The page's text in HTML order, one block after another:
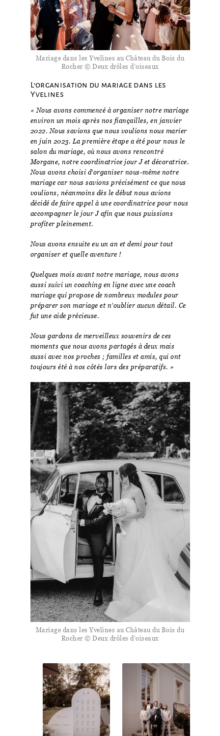
Mariage dans les Yvelines au Château du Bois du
Rocher © Deux drôles d’oiseaux
L’organisation du mariage dans les
Yvelines
« Nous avons commencé à organiser notre mariage
environ un mois après nos fiançailles, en janvier
2022. Nous savions que nous voulions nous marier
en juin 2023. La première étape a été pour nous le
salon du mariage, où nous avons rencontré
Morgane, notre coordinatrice jour J et décoratrice.
Nous avons choisi d’organiser nous-même notre
mariage car nous savions précisément ce que nous
voulions, néanmoins dès le début nous avions
décidé de faire appel à une coordinatrice pour nous
accompagner le jour J afin que nous puissions
profiter pleinement.
Nous avons ensuite eu un an et demi pour tout
organiser et quelle aventure !
Quelques mois avant notre mariage, nous avons
aussi suivi un coaching en ligne avec une coach
mariage qui propose de nombreux modules pour
préparer son mariage et n’oublier aucun détail. Ce
fut une aide précieuse.
Nous gardons de merveilleux souvenirs de ces
moments que nous avons partagés à deux mais
aussi avec nos proches ; familles et amis, qui ont
toujours été à nos côtés lors des préparatifs. »
Mariage dans les Yvelines au Château du Bois du
Rocher © Deux drôles d’oiseaux